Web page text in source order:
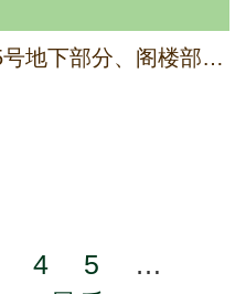
九龙长沙湾东沙岛街195号地下部分、阁楼部分、1楼及2楼
Page
4 Page
5
…